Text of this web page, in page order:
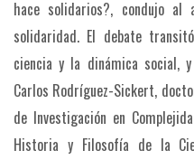
hace solidarios?, condujo al
solidaridad. El debate
ciencia y la dinámica social,
Carlos Rodríguez-Sickert,
de Investigación en
Historia y Filosofía de la